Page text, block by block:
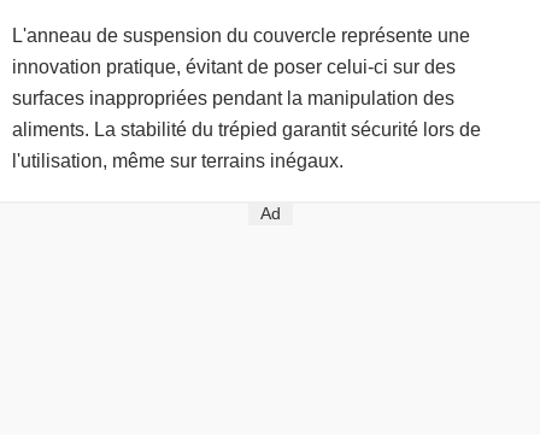
L'anneau de suspension du couvercle représente une
innovation pratique, évitant de poser celui-ci sur des
surfaces inappropriées pendant la manipulation des
aliments. La stabilité du trépied garantit sécurité lors de
l'utilisation, même sur terrains inégaux.
Ad